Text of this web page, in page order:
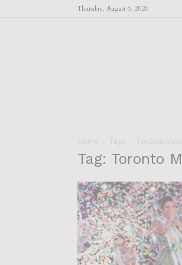
Thursday, August 6, 2026
Home Tags Toronto
Tag: Toronto